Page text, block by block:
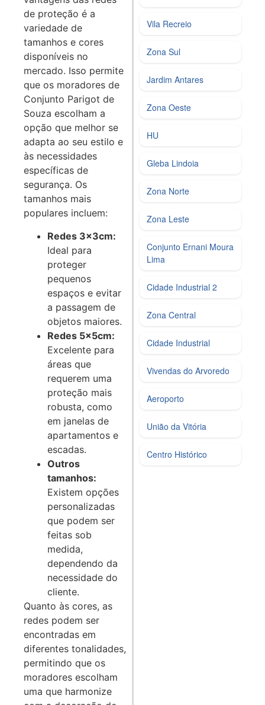
de proteção é a
variedade de
tamanhos e cores
disponíveis no
mercado. Isso permite
que os moradores de
Conjunto Parigot de
Souza escolham a
opção que melhor se
adapta ao seu estilo e
às necessidades
específicas de
segurança. Os
tamanhos mais
populares incluem:
Redes 3x3cm:
Ideal para
proteger
pequenos
espaços e evitar
a passagem de
objetos maiores.
Redes 5x5cm:
Excelente para
áreas que
requerem uma
proteção mais
robusta, como
em janelas de
apartamentos e
escadas.
Outros
tamanhos:
Existem opções
personalizadas
que podem ser
feitas sob
medida,
dependendo da
necessidade do
cliente.
Quanto às cores, as
redes podem ser
encontradas em
diferentes tonalidades,
permitindo que os
moradores escolham
uma que harmonize
Vila Recreio
Zona Sul
Jardim Antares
Zona Oeste
HU
Gleba Lindoia
Zona Norte
Zona Leste
Conjunto Ernani Moura
Lima
Cidade Industrial 2
Zona Central
Cidade Industrial
Vivendas do Arvoredo
Aeroporto
União da Vitória
Centro Histórico